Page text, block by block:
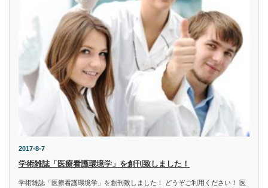
2017-8-7
学術雑誌「医療看護環境学」を創刊致しました！
学術雑誌「医療看護環境学」を創刊致しました！ どうぞご利用ください！ 医